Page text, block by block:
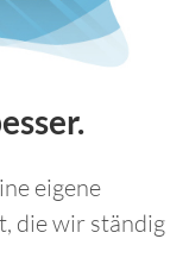
eigene
die wir ständig